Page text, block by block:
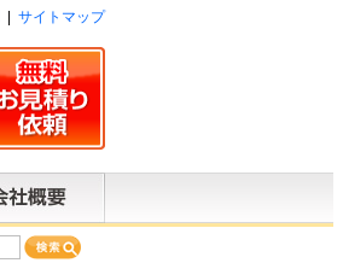
サイトマップ